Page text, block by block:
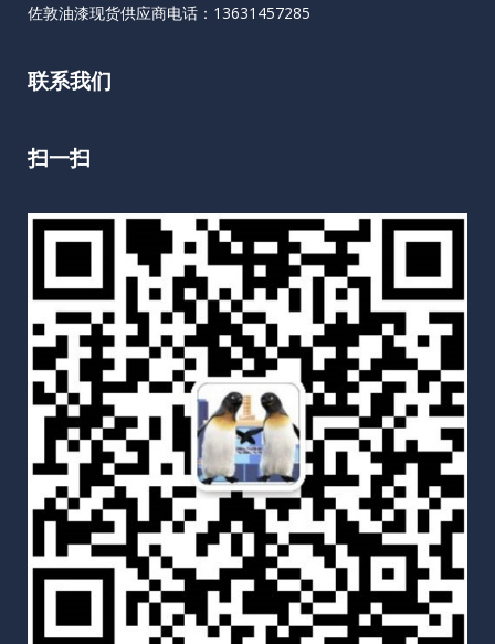
佐敦油漆现货供应商电话：13631457285
联系我们
扫一扫